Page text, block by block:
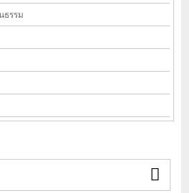
รรม